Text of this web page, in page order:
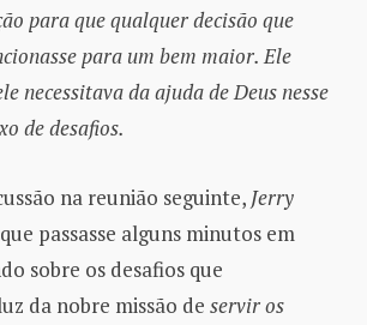
para que qualquer decisão que
para um bem maior. Ele
necessitava da ajuda de Deus nesse
de desafios.
na reunião seguinte, Jerry
passasse alguns minutos em
sobre os desafios que
da nobre missão de servir os